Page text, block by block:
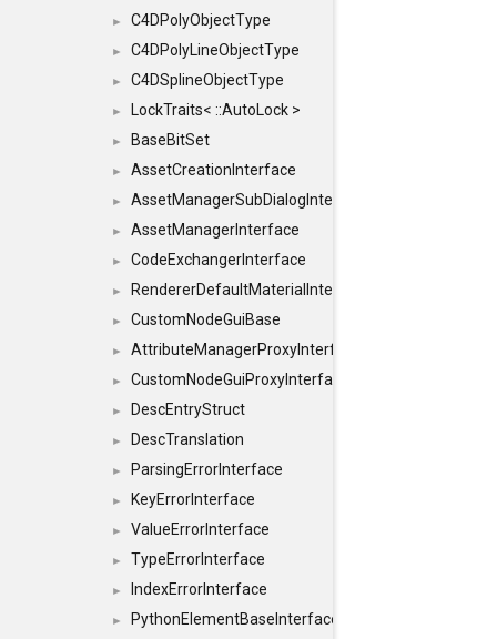
► C4DPolyObjectType
► C4DPolyLineObjectType
► C4DSplineObjectType
► LockTraits< ::AutoLock >
► BaseBitSet
► AssetCreationInterface
► AssetManagerSubDialogInterface
► AssetManagerInterface
► CodeExchangerInterface
► RendererDefaultMaterialInterface
► CustomNodeGuiBase
► AttributeManagerProxyInterface
► CustomNodeGuiProxyInterface
► DescEntryStruct
► DescTranslation
► ParsingErrorInterface
► KeyErrorInterface
► ValueErrorInterface
► TypeErrorInterface
► IndexErrorInterface
► PythonElementBaseInterface